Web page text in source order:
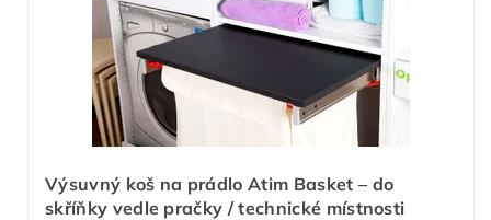
Výsuvný koš na prádlo Atim Basket – do
skříňky vedle pračky / technické místnosti